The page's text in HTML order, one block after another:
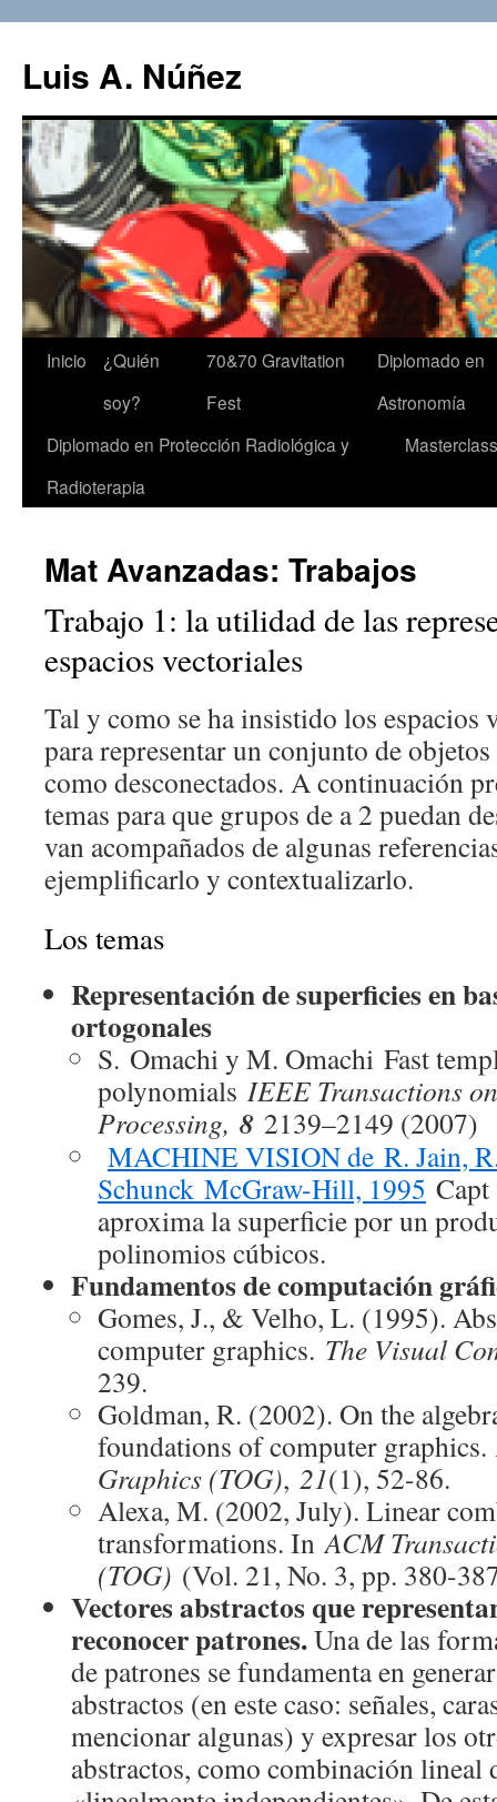
Luis A. Núñez
Saltar
contenido
Inicio
¿Quién
soy?
70&70 Gravitation
Fest
Diplomado en
Astronomía
Diplomado en Protección Radiológica y
Radioterapia
Mat Avanzadas: Trabajos
Trabajo 1: la utilidad de las
espacios vectoriales
Tal y como se ha insistido los espacios
para representar un conjunto de
como desconectados. A continuación
temas para que grupos de a 2 puedan
van acompañados de algunas
ejemplificarlo y contextualizarlo.
Los temas
Representación de superficies en
ortogonales
S. Omachi y M. Omachi Fast
polynomials IEEE Transactions
Processing, 8 2139–2149 (2007)
MACHINE VISION de R. Jain,
Schunck McGraw-Hill, 1995 Capt
aproxima la superficie por un
polinomios cúbicos.
Fundamentos de computación
Gomes, J., & Velho, L. (1995).
computer graphics. The Visual
239.
Goldman, R. (2002). On the
foundations of computer graphics.
Graphics (TOG), 21(1), 52-86.
Alexa, M. (2002, July). Linear
transformations. InACM
(TOG) (Vol. 21, No. 3, pp. 380-
Vectores abstractos que
reconocer patrones.Una de las
de patrones se fundamenta en
abstractos (en este caso: señales,
mencionar algunas) y expresar los
abstractos, como combinación lineal